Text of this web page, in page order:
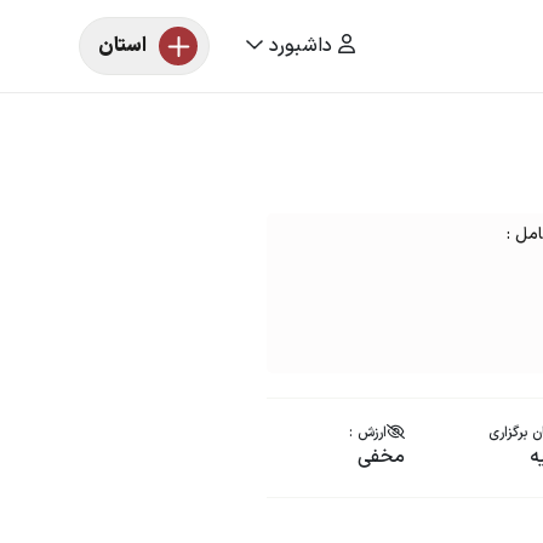
داشبورد استان
برگزاری ارزش :
مخفی